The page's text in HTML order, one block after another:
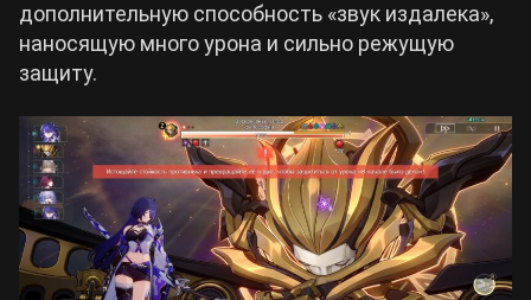
дополнительную способность «звук издалека»,
наносящую много урона и сильно режущую
защиту.